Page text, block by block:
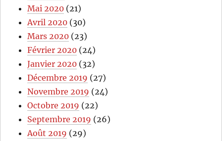
Mai 2020 (21)
Avril 2020 (30)
Mars 2020 (23)
Février 2020 (24)
Janvier 2020 (32)
Décembre 2019 (27)
Novembre 2019 (24)
Octobre 2019 (22)
Septembre 2019 (26)
Août 2019 (29)